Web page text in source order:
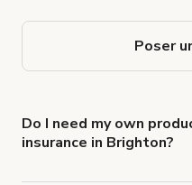
Poser
Do I need my own
insurance in Brighton?